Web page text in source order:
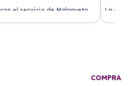
el servicio de Malagueta
en perfectas condiciones y el
La
ha
COMPRA